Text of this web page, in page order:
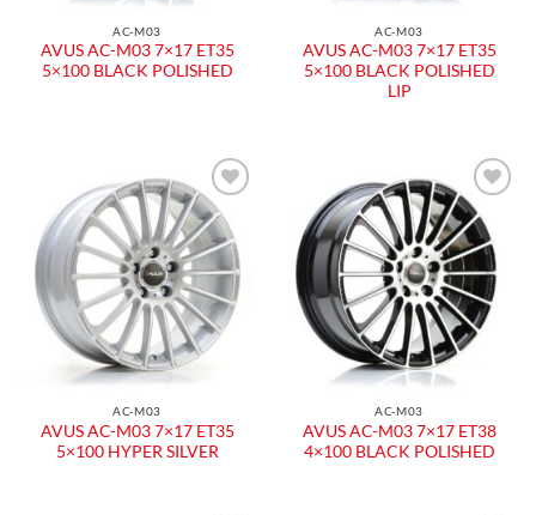
AC-M03
AVUS AC-M03 7×17 ET35
5×100 BLACK POLISHED
AC-M03
AVUS AC-M03 7×17 ET35
5×100 BLACK POLISHED
LIP
Aggiungi
alla lista
dei
desideri
AC-M03
AVUS AC-M03 7×17 ET35
5×100 HYPER SILVER
Aggiungi
alla lista
dei
desideri
AC-M03
AVUS AC-M03 7×17 ET38
4×100 BLACK POLISHED